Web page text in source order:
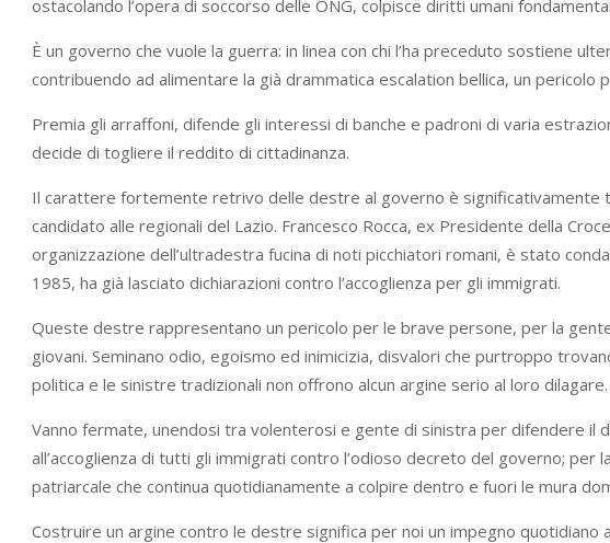
ostacolando l’opera di soccorso delle ONG, colpisce diritti umani
È un governo che vuole la guerra: in linea con chi l’ha preceduto sostiene
contribuendo ad alimentare la già drammatica escalation bellica, un pericolo
Premia gli arraffoni, difende gli interessi di banche e padroni di varia
decide di togliere il reddito di cittadinanza.
Il carattere fortemente retrivo delle destre al governo è significativamente
candidato alle regionali del Lazio. Francesco Rocca, ex Presidente della
organizzazione dell’ultradestra fucina di noti picchiatori romani, è stato
1985, ha già lasciato dichiarazioni contro l’accoglienza per gli immigrati.
Queste destre rappresentano un pericolo per le brave persone, per la
giovani. Seminano odio, egoismo ed inimicizia, disvalori che purtroppo
politica e le sinistre tradizionali non offrono alcun argine serio al loro dilagare.
Vanno fermate, unendosi tra volenterosi e gente di sinistra per difendere il
all’accoglienza di tutti gli immigrati contro l’odioso decreto del governo; per
patriarcale che continua quotidianamente a colpire dentro e fuori le mura
Costruire un argine contro le destre significa per noi un impegno quotidiano